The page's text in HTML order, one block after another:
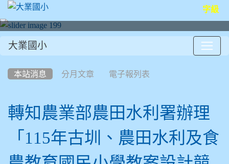
字級
大業國小
本站消息 分月文章 電子報列表
轉知農業部農田水利署辦理
「115年古圳、農田水利及食